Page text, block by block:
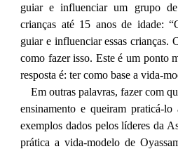
guiar e influenciar um grupo de
crianças até 15 anos de idade:
guiar e influenciar essas crianças.
como fazer isso. Este é um ponto
resposta é: ter como base a vida-
Em outras palavras, fazer com
ensinamento e queiram praticá-
exemplos dados pelos líderes da
prática a vida-modelo de